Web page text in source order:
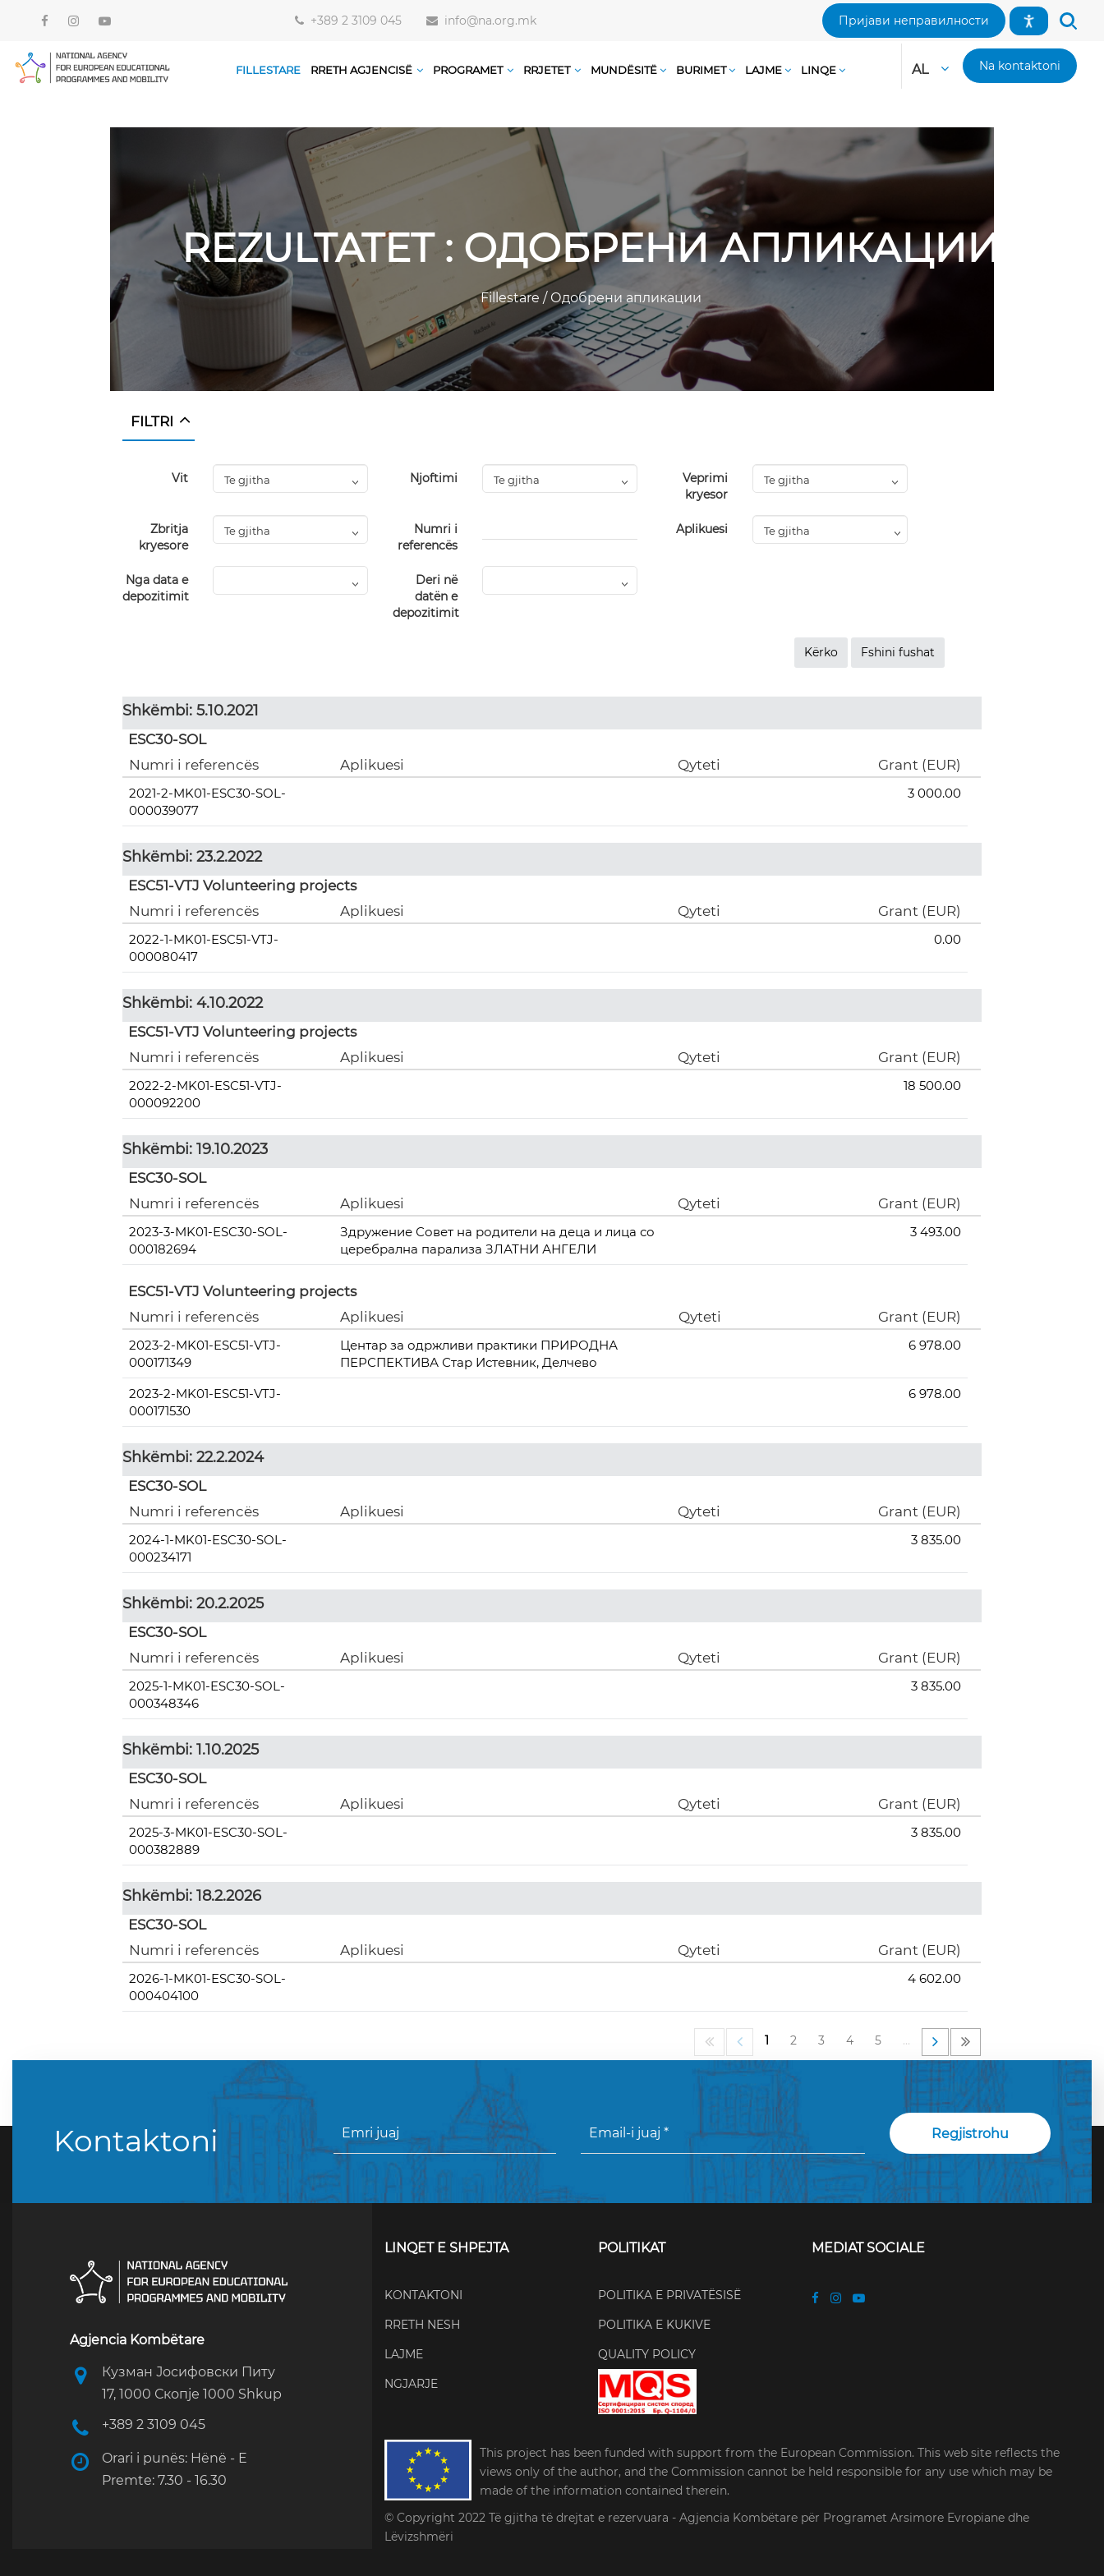
+389 2 3109 045 info@na.org.mk Пријави неправилности
FILLESTARE RRETH AGJENCISË PROGRAMET RRJETET MUNDËSITË BURIMET LAJME LINQE AL Na kontaktoni
REZULTATET : ОДОБРЕНИ АПЛИКАЦИИ
Fillestare /Одобрени апликации
FILTRI
Vit Njoftimi
Veprimi
kryesor
Zbritja
kryesore
Numri i
referencës
Aplikuesi
Nga data e
depozitimit
Deri në
datën e
depozitimit
Shkëmbi: 5.10.2021
ESC30-SOL
Numri i referencës
Aplikuesi Qyteti Grant (EUR)
2021-2-MK01-ESC30-SOL-
000039077
3 000.00
Shkëmbi: 23.2.2022
ESC51-VTJ Volunteering projects
Numri i referencës
Aplikuesi Qyteti Grant (EUR)
2022-1-MK01-ESC51-VTJ-
000080417
0.00
Shkëmbi: 4.10.2022
ESC51-VTJ Volunteering projects
Numri i referencës
Aplikuesi Qyteti Grant (EUR)
2022-2-MK01-ESC51-VTJ-
000092200
18 500.00
Shkëmbi: 19.10.2023
ESC30-SOL
Numri i referencës
Aplikuesi Qyteti Grant (EUR)
2023-3-MK01-ESC30-SOL-
000182694
Здружение Совет на родители на деца и лица со
церебрална парализа ЗЛАТНИ АНГЕЛИ
3 493.00
ESC51-VTJ Volunteering projects
Numri i referencës
Aplikuesi Qyteti Grant (EUR)
2023-2-MK01-ESC51-VTJ-
000171349
Центар за одржливи практики ПРИРОДНА
ПЕРСПЕКТИВА Стар Истевник, Делчево
6 978.00
2023-2-MK01-ESC51-VTJ-
000171530
6 978.00
Shkëmbi: 22.2.2024
ESC30-SOL
Numri i referencës
Aplikuesi Qyteti Grant (EUR)
2024-1-MK01-ESC30-SOL-
000234171
3 835.00
Shkëmbi: 20.2.2025
ESC30-SOL
Numri i referencës
Aplikuesi Qyteti Grant (EUR)
2025-1-MK01-ESC30-SOL-
000348346
3 835.00
Shkëmbi: 1.10.2025
ESC30-SOL
Numri i referencës
Aplikuesi Qyteti Grant (EUR)
2025-3-MK01-ESC30-SOL-
000382889
3 835.00
Shkëmbi: 18.2.2026
ESC30-SOL
Numri i referencës
Aplikuesi Qyteti Grant (EUR)
2026-1-MK01-ESC30-SOL-
000404100
4 602.00
1 2 3 4 5 …
Kontaktoni
Agjencia Kombëtare
Кузман Јосифовски Питу
17, 1000 Скопје 1000 Shkup
+389 2 3109 045
Orari i punës: Hënë - E
Premte: 7.30 - 16.30
LINQET E SHPEJTA
KONTAKTONI
RRETH NESH
LAJME
NGJARJE
POLITIKAT
POLITIKA E PRIVATËSISË
POLITIKA E KUKIVE
QUALITY POLICY
MEDIAT SOCIALE
This project has been funded with support from the European Commission. This web site reflects the
views only of the author, and the Commission cannot be held responsible for any use which may be
made of the information contained therein.
© Copyright 2022 Të gjitha të drejtat e rezervuara - Agjencia Kombëtare për Programet Arsimore Evropiane dhe
Lëvizshmëri